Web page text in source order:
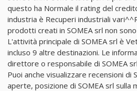
questo ha Normale il rating del
industria è Recuperi industriali
prodotti creati in SOMEA srl non
L'attività principale di SOMEA srl è
incluso 9 altre destinazioni. Le
direttore o responsabile di SOMEA
Puoi anche visualizzare recensioni di
aperte, posizione di SOMEA srl sulla